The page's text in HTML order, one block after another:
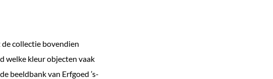
collectie bovendien
welke kleur objecten vaak
beeldbank van Erfgoed ’s-